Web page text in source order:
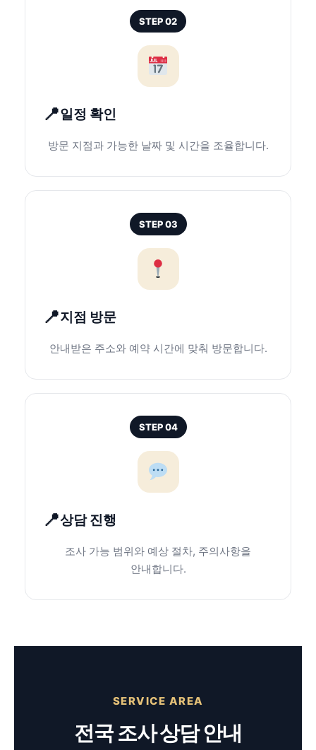
STEP 02
일정 확인
방문 지점과 가능한 날짜 및 시간을 조율합니다.
STEP 03
지점 방문
안내받은 주소와 예약 시간에 맞춰 방문합니다.
STEP 04
상담 진행
조사 가능 범위와 예상 절차, 주의사항을
안내합니다.
SERVICE AREA
전국 조사 상담 안내